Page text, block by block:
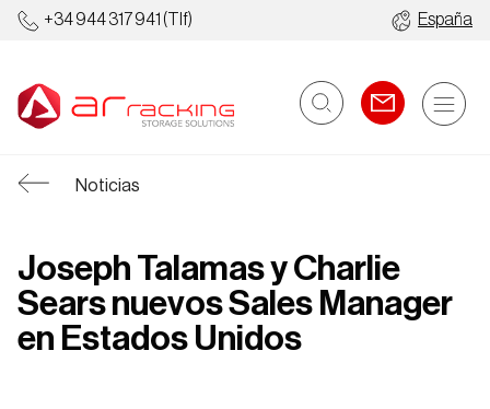
+34 944 317 941 (Tlf) España
Noticias
Joseph Talamas y Charlie
Sears nuevos Sales Manager
en Estados Unidos